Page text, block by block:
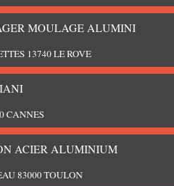
MOULAGE ALUMINI
13740 LE ROVE
CANNES
ACIER ALUMINIUM
83000 TOULON